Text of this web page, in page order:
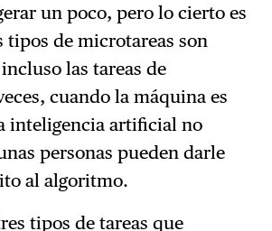
un poco, pero lo cierto es
tipos de microtareas son
las tareas de
cuando la máquina es
inteligencia artificial no
personas pueden darle
al algoritmo.
tipos de tareas que